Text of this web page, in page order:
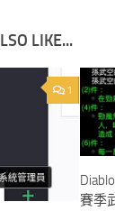
LIKE...
1
賽季